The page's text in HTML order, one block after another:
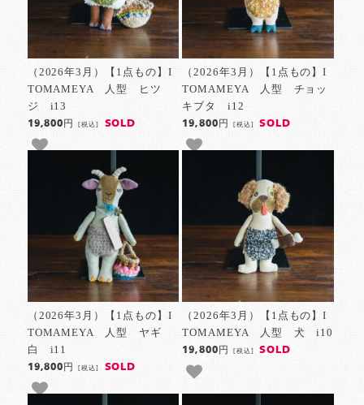
（2026年3月）【1点もの】I
TOMAMEYA 人型 ヒツ
ジ i13
19,800円[税込] SOLD
（2026年3月）【1点もの】I
TOMAMEYA 人型 チョッ
キブタ i12
19,800円 [税込] SOLD
（2026年3月）【1点もの】I
TOMAMEYA 人型 ヤギ
白 i11
19,800円[税込] SOLD
（2026年3月）【1点もの】I
TOMAMEYA 人型 犬 i10
19,800円 [税込] SOLD